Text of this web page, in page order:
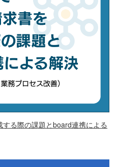
る際の課題とboard連携による